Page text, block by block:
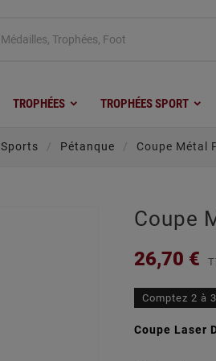
TROPHÉES TROPHÉES SPORT
Sports Pétanque Coupe Métal
Coupe
26,70 €
Comptez 2 à
Coupe Laser